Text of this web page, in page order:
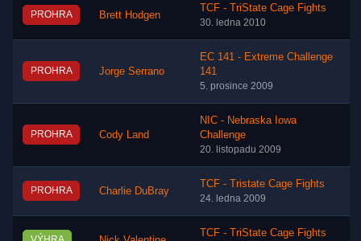
PROHRA Brett Hodgen
TCF - TriState Cage Fights
30. ledna 2010
PROHRA Jorge Serrano
EC 141 - Extreme Challenge
141
5. prosince 2009
PROHRA Cody Land
NIC - Nebraska Iowa
Challenge
20. listopadu 2009
PROHRA Charlie DuBray
TCF - Tristate Cage Fights
24. ledna 2009
TCF - TriState Cage Fights